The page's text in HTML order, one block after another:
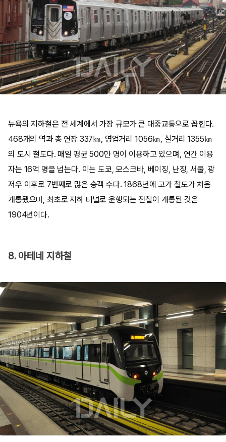
뉴욕의 지하철은 전 세계에서 가장 규모가 큰 대중교통으로 꼽힌다.
468개의 역과 총 연장 337㎞, 영업거리 1056㎞, 실거리 1355㎞
의 도시 철도다. 매일 평균 500만 명이 이용하고 있으며, 연간 이용
자는 16억 명을 넘는다. 이는 도쿄, 모스크바, 베이징, 난징, 서울, 광
저우 이후로 7번째로 많은 승객 수다. 1868년에 고가 철도가 처음
개통됐으며, 최초로 지하 터널로 운행되는 전철이 개통된 것은
1904년이다.
8. 아테네 지하철